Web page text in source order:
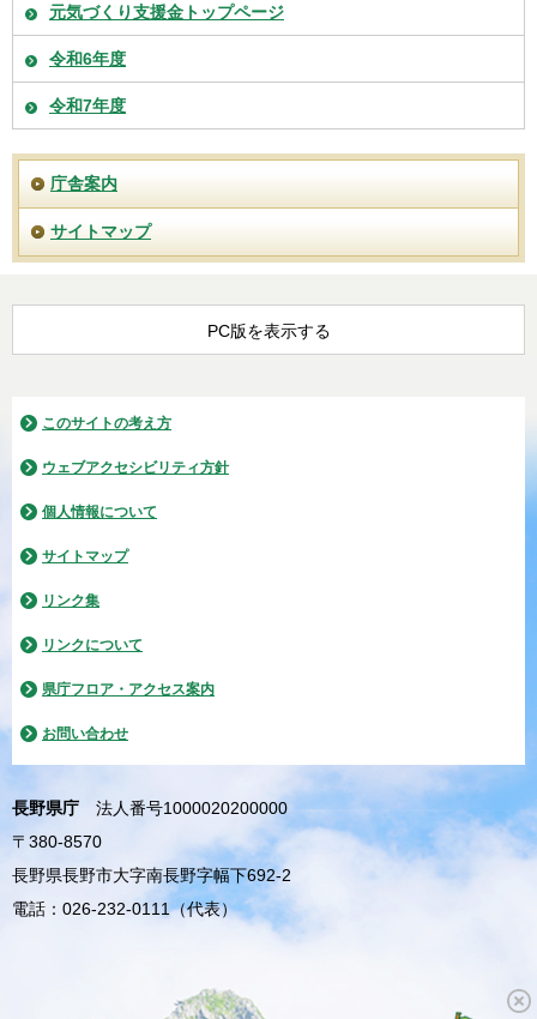
元気づくり支援金トップページ
令和6年度
令和7年度
庁舎案内
サイトマップ
PC版を表示する
このサイトの考え方
ウェブアクセシビリティ方針
個人情報について
サイトマップ
リンク集
リンクについて
県庁フロア・アクセス案内
お問い合わせ
長野県庁
法人番号1000020200000
〒380-8570
長野県長野市大字南長野字幅下692-2
電話：026-232-0111（代表）